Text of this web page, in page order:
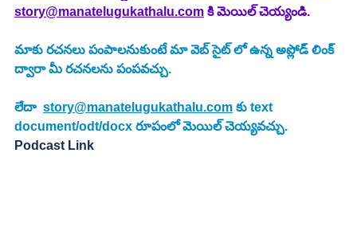
story@manatelugukathalu.com కి మెయిల్ చెయ్యండి.
మాకు రచనలు పంపాలనుకుంటే మా వెబ్ సైట్ లో ఉన్న అప్లోడ్ లింక్
ద్వారా మీ రచనలను పంపవచ్చు.
లేదా story@manatelugukathalu.com కు text
document/odt/docx రూపంలో మెయిల్ చెయ్యవచ్చు.
Podcast Link